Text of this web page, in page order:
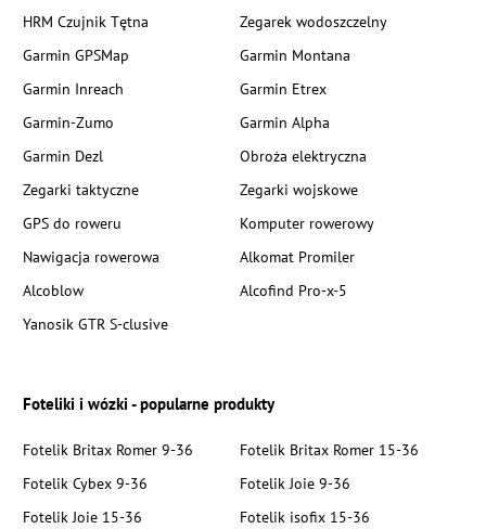
HRM Czujnik Tętna
Zegarek wodoszczelny
Garmin GPSMap
Garmin Montana
Garmin Inreach
Garmin Etrex
Garmin-Zumo
Garmin Alpha
Garmin Dezl
Obroża elektryczna
Zegarki taktyczne
Zegarki wojskowe
GPS do roweru
Komputer rowerowy
Nawigacja rowerowa
Alkomat Promiler
Alcoblow
Alcofind Pro-x-5
Yanosik GTR S-clusive
Foteliki i wózki - popularne produkty
Fotelik Britax Romer 9-36
Fotelik Britax Romer 15-36
Fotelik Cybex 9-36
Fotelik Joie 9-36
Fotelik Joie 15-36
Fotelik isofix 15-36